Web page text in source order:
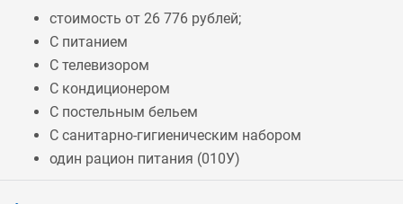
стоимость от 26 776 рублей;
С питанием
С телевизором
С кондиционером
С постельным бельем
С санитарно-гигиеническим набором
один рацион питания (010У)